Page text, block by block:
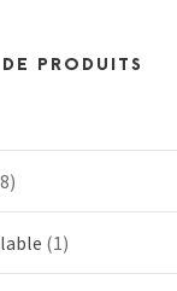
PRODUITS
(1)